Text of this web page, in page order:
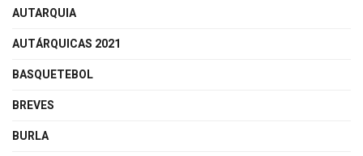
AUTARQUIA
AUTÁRQUICAS 2021
BASQUETEBOL
BREVES
BURLA